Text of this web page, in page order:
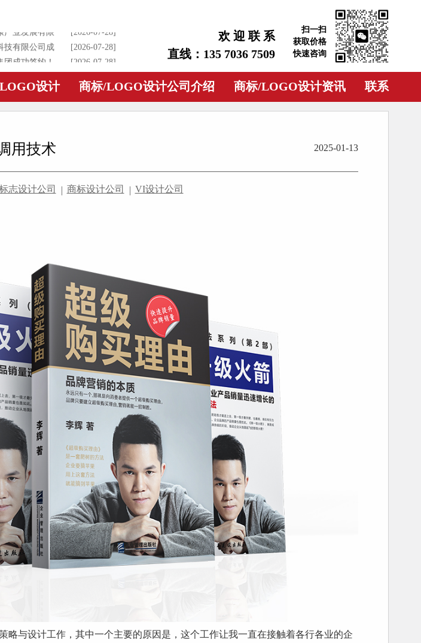
计业发展有限
有限公司成功
计
[2026-02-23]
欢 迎 联 系
直线：135 7036 7509
扫一扫
获取价格
快速咨询
设计 商标/LOGO设计公司介绍 商标/LOGO设计资讯 联系
用技术 2025-01-13
志设计公司 商标设计公司 VI设计公司
略与设计工作，其中一个主要的原因是，这个工作让我一直在接触着各行各业的企